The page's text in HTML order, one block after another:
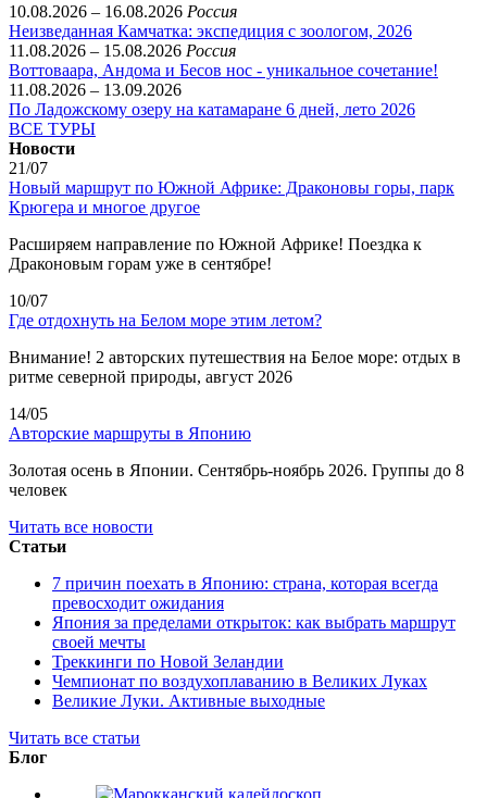
10.08.2026 – 16.08.2026 Россия
Неизведанная Камчатка: экспедиция с зоологом, 2026
11.08.2026 – 15.08.2026 Россия
Воттоваара, Андома и Бесов нос - уникальное сочетание!
11.08.2026 – 13.09.2026
По Ладожскому озеру на катамаране 6 дней, лето 2026
ВСЕ ТУРЫ
Новости
21/07
Новый маршрут по Южной Африке: Драконовы горы, парк
Крюгера и многое другое
Расширяем направление по Южной Африке! Поездка к
Драконовым горам уже в сентябре!
10/07
Где отдохнуть на Белом море этим летом?
Внимание! 2 авторских путешествия на Белое море: отдых в
ритме северной природы, август 2026
14/05
Авторские маршруты в Японию
Золотая осень в Японии. Сентябрь-ноябрь 2026. Группы до 8
человек
Читать все новости
Статьи
7 причин поехать в Японию: страна, которая всегда
превосходит ожидания
Япония за пределами открыток: как выбрать маршрут
своей мечты
Треккинги по Новой Зеландии
Чемпионат по воздухоплаванию в Великих Луках
Великие Луки. Активные выходные
Читать все статьи
Блог